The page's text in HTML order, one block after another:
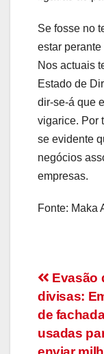
Se fosse no
estar perante
Nos actuais
Estado de
dir-se-á que
vigarice. Por
se evidente
negócios
empresas.
Fonte: Maka
de
Evasão
divisas:
de
usadas